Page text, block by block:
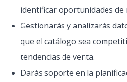
identificar oportunidades de
Gestionarás y analizarás
que el catálogo sea
tendencias de venta.
Darás soporte en la